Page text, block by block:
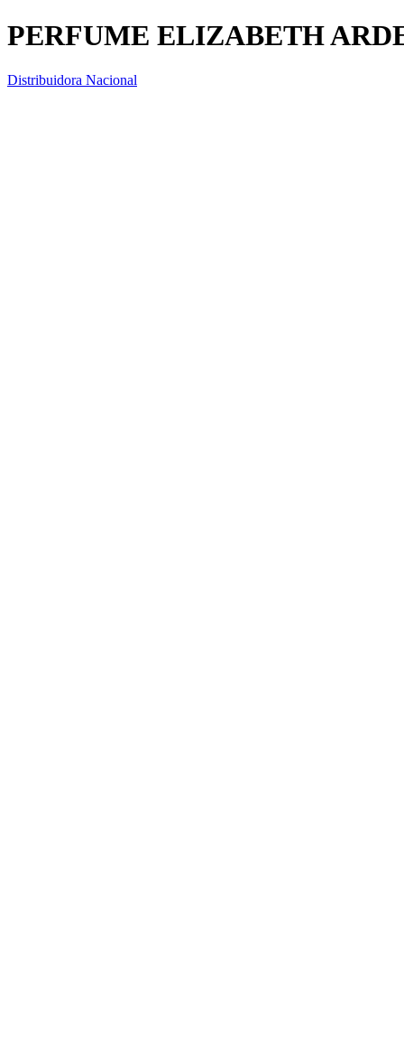
PERFUME ELIZABETH
Distribuidora Nacional